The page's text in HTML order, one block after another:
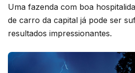
Uma fazenda com boa
de carro da capital já pode ser
resultados impressionantes.